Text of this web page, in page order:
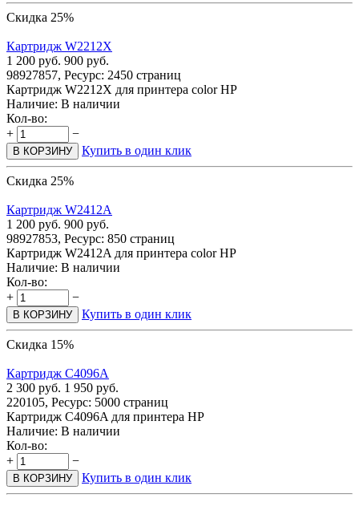
Скидка 25%
Картридж W2212X
1 200 руб. 900 руб.
98927857, Ресурс: 2450 страниц
Картридж W2212X для принтера color HP
Наличие: В наличии
Кол-во:
+
−
В КОРЗИНУ Купить в один клик
Скидка 25%
Картридж W2412A
1 200 руб. 900 руб.
98927853, Ресурс: 850 страниц
Картридж W2412A для принтера color HP
Наличие: В наличии
Кол-во:
+
−
В КОРЗИНУ Купить в один клик
Скидка 15%
Картридж C4096A
2 300 руб. 1 950 руб.
220105, Ресурс: 5000 страниц
Картридж C4096A для принтера HP
Наличие: В наличии
Кол-во:
+
−
В КОРЗИНУ Купить в один клик